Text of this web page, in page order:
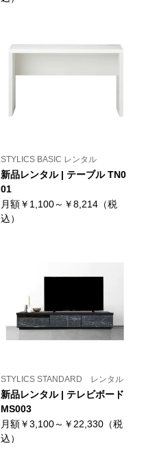
STYLICS BASIC レンタル
新品レンタル | テーブル TN0
01
月額￥1,100～￥8,214（税
込）
STYLICS STANDARD レンタル
新品レンタル | テレビボード
MS003
月額￥3,100～￥22,330（税
込）